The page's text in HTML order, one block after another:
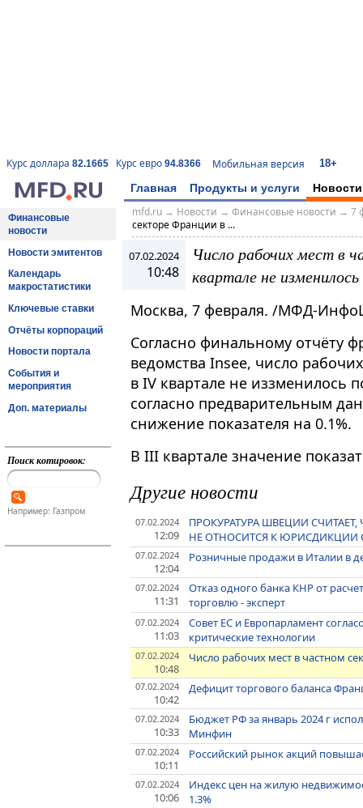
Курс доллара 82.1665 Курс евро 94.8366 Мобильная версия 18+
Главная Продукты и услуги Новости
Финансовые
новости
Новости эмитентов
Календарь
макростатистики
Ключевые ставки
Отчёты корпораций
Новости портала
События и
мероприятия
Доп. материалы
Поиск котировок:
Например: Газпром
mfd.ru→ Новости → Финансовые новости → 7
секторе Франции в ...
07.02.2024
10:48
Число рабочих мест в
квартале не изменилось
Москва, 7 февраля. /МФД-
Согласно финальному отчёту
ведомства Insee, число
в IV квартале не иззменилось
согласно предварительным
снижение показателя на 0.1%.
В III квартале значение
Другие новости
07.02.2024
12:09
ПРОКУРАТУРА ШВЕЦИИ
НЕ ОТНОСИТСЯ К ЮРИСДИКЦИИ
07.02.2024
12:04
Розничные продажи в Италии в
07.02.2024
11:31
Отказ одного банка КНР от
торговлю - эксперт
07.02.2024
11:03
Совет ЕС и Европарламент
критические технологии
07.02.2024
10:48
Число рабочих мест в частном
07.02.2024
10:42
Дефицит торгового баланса
07.02.2024
10:33
Бюджет РФ за январь 2024 г
Минфин
07.02.2024
10:11
Российский рынок акций
07.02.2024
10:06
Индекс цен на жилую
1.3%